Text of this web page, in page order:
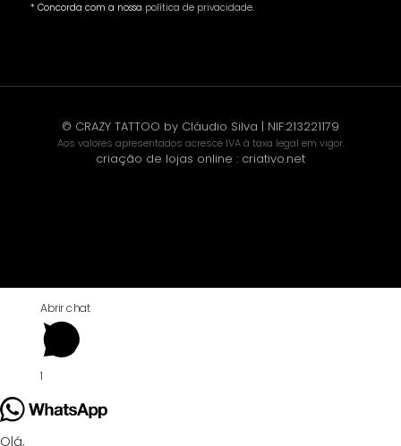
* Concorda com a nossa política de privacidade.
© CRAZY TATTOO by Cláudio Silva | NIF:213221179
Aos valores apresentados acresce IVA à taxa legal em vigor.
criação de lojas online : criativo.net
Abrir chat
1
Olá,